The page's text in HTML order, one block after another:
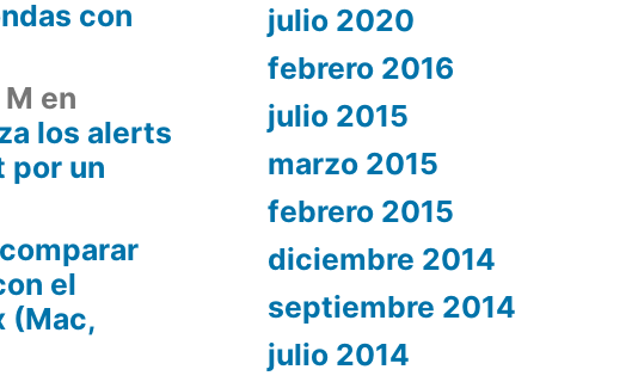
con
en
los alerts
por un
el
(Mac,
julio 2020
febrero 2016
julio 2015
marzo 2015
febrero 2015
diciembre 2014
septiembre 2014
julio 2014